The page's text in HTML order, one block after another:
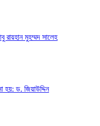
রায়হান মুহম্মদ সালেহ
হয়: ড. জিয়াউদ্দিন